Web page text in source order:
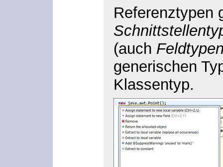
Referenztypen
(auch
generischen
Klassentyp.